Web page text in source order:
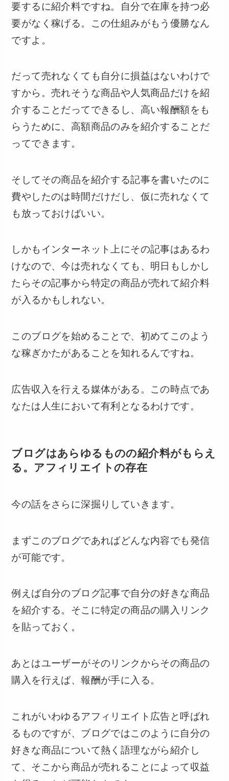
要するに紹介料ですね。自分で在庫を持つ必
要がなく稼げる。この仕組みがもう優勝なん
ですよ。
だって売れなくても自分に損益はないわけで
すから。売れそうな商品や人気商品だけを紹
介することだってできるし、高い報酬額をも
らうために、高額商品のみを紹介することだ
ってできます。
そしてその商品を紹介する記事を書いたのに
費やしたのは時間だけだし、仮に売れなくて
も放っておけばいい。
しかもインターネット上にその記事はあるわ
けなので、今は売れなくても、明日もしかし
たらその記事から特定の商品が売れて紹介料
が入るかもしれない。
このブログを始めることで、初めてこのよう
な稼ぎかたがあることを知れるんですね。
広告収入を行える媒体がある。この時点であ
なたは人生において有利となるわけです。
ブログはあらゆるものの紹介料がもらえ
る。アフィリエイトの存在
今の話をさらに深掘りしていきます。
まずこのブログであればどんな内容でも発信
が可能です。
例えば自分のブログ記事で自分の好きな商品
を紹介する。そこに特定の商品の購入リンク
を貼っておく。
あとはユーザーがそのリンクからその商品の
購入を行えば、報酬が手に入る。
これがいわゆるアフィリエイト広告と呼ばれ
るものですが、ブログではこのように自分の
好きな商品について熱く語理ながら紹介し
て、そこから商品が売れることによって収益